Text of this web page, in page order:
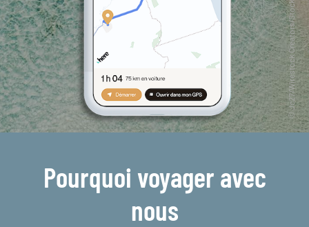
Pourquoi voyager avec
nous